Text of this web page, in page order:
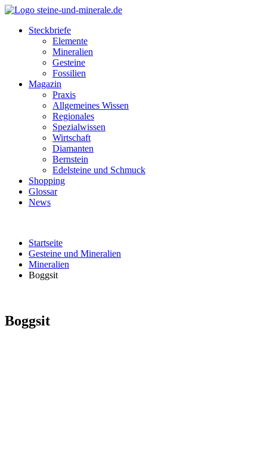
Steckbriefe
Elemente
Mineralien
Gesteine
Fossilien
Magazin
Praxis
Allgemeines Wissen
Regionales
Spezialwissen
Wirtschaft
Diamanten
Bernstein
Edelsteine und Schmuck
Shopping
Glossar
News
Startseite
Gesteine und Mineralien
Mineralien
Boggsit
Boggsit